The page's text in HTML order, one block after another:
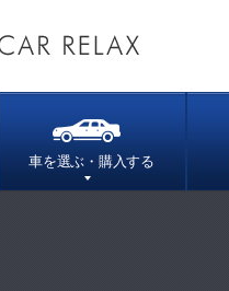
車を選ぶ・購入する